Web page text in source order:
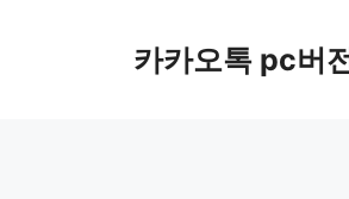
카카오톡 pc버